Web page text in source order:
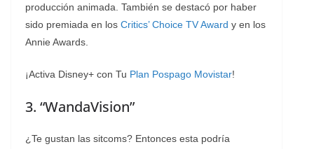
producción animada. También se destacó por haber
sido premiada en los Critics’ Choice TV Award y en los
Annie Awards.
¡Activa Disney+ con Tu Plan Pospago Movistar!
3. “WandaVision”
¿Te gustan las sitcoms? Entonces esta podría